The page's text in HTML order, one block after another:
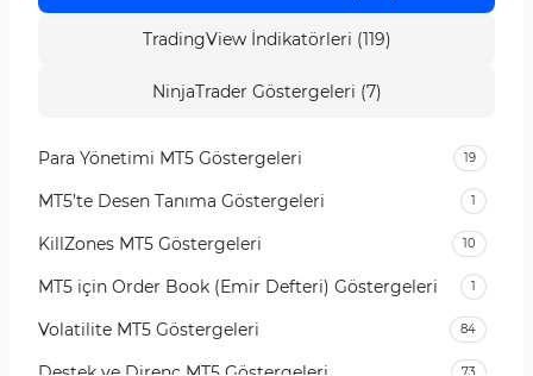
TradingView İndikatörleri (119)
NinjaTrader Göstergeleri (7)
Para Yönetimi MT5 Göstergeleri 19
MT5’te Desen Tanıma Göstergeleri 1
KillZones MT5 Göstergeleri 10
MT5 için Order Book (Emir Defteri) Göstergeleri 1
Volatilite MT5 Göstergeleri 84
73